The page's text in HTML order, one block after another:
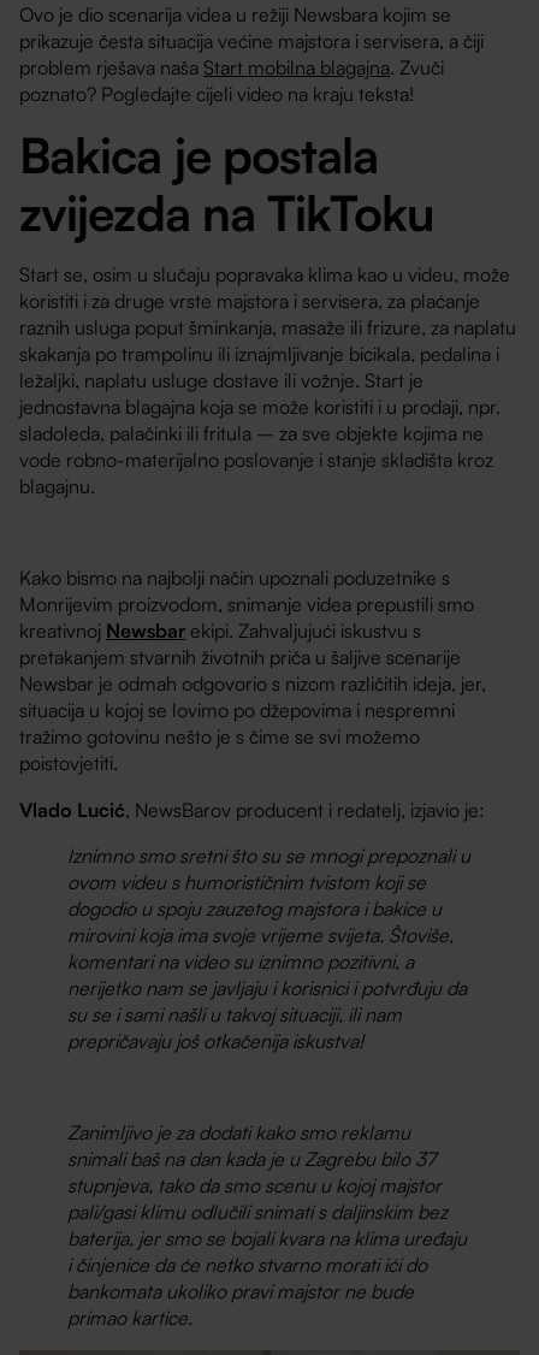
Ovo je dio scenarija videa u režiji Newsbara kojim se
prikazuje česta situacija većine majstora i servisera, a čiji
problem rješava naša Start mobilna blagajna. Zvuči
poznato? Pogledajte cijeli video na kraju teksta!
Bakica je postala
zvijezda na TikToku
Start se, osim u slučaju popravaka klima kao u videu, može
koristiti i za druge vrste majstora i servisera, za plaćanje
raznih usluga poput šminkanja, masaže ili frizure, za naplatu
skakanja po trampolinu ili iznajmljivanje bicikala, pedalina i
ležaljki, naplatu usluge dostave ili vožnje. Start je
jednostavna blagajna koja se može koristiti i u prodaji, npr.
sladoleda, palačinki ili fritula – za sve objekte kojima ne
vode robno-materijalno poslovanje i stanje skladišta kroz
blagajnu.
Kako bismo na najbolji način upoznali poduzetnike s
Monrijevim proizvodom, snimanje videa prepustili smo
kreativnoj Newsbar ekipi. Zahvaljujući iskustvu s
pretakanjem stvarnih životnih priča u šaljive scenarije
Newsbar je odmah odgovorio s nizom različitih ideja, jer,
situacija u kojoj se lovimo po džepovima i nespremni
tražimo gotovinu nešto je s čime se svi možemo
poistovjetiti.
Vlado Lucić, NewsBarov producent i redatelj, izjavio je:
Iznimno smo sretni što su se mnogi prepoznali u
ovom videu s humorističnim tvistom koji se
dogodio u spoju zauzetog majstora i bakice u
mirovini koja ima svoje vrijeme svijeta. Štoviše,
komentari na video su iznimno pozitivni, a
nerijetko nam se javljaju i korisnici i potvrđuju da
su se i sami našli u takvoj situaciji, ili nam
prepričavaju još otkačenija iskustva!
Zanimljivo je za dodati kako smo reklamu
snimali baš na dan kada je u Zagrebu bilo 37
stupnjeva, tako da smo scenu u kojoj majstor
pali/gasi klimu odlučili snimati s daljinskim bez
baterija, jer smo se bojali kvara na klima uređaju
i činjenice da će netko stvarno morati ići do
bankomata ukoliko pravi majstor ne bude
primao kartice.